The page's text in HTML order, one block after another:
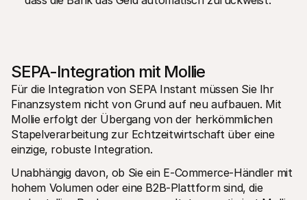
SEPA-Integration mit Mollie
Für die Integration von SEPA Instant müssen Sie Ihr
Finanzsystem nicht von Grund auf neu aufbauen. Mit
Mollie erfolgt der Übergang von der herkömmlichen
Stapelverarbeitung zur Echtzeitwirtschaft über eine
einzige, robuste Integration.
Unabhängig davon, ob Sie ein E-Commerce-Händler mit
hohem Volumen oder eine B2B-Plattform sind, die